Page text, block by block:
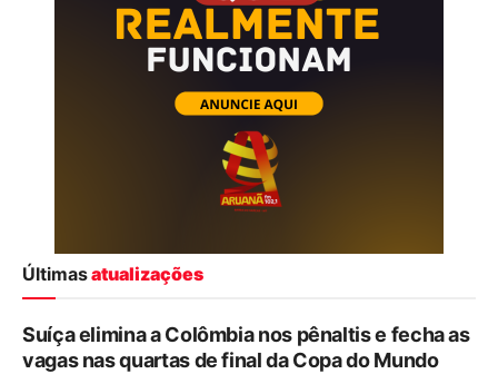
Últimasatualizações
Suíça elimina a Colômbia nos pênaltis e fecha as
vagas nas quartas de final da Copa do Mundo